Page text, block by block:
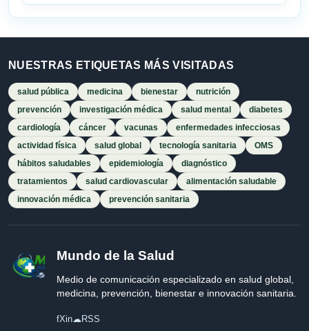
NUESTRAS ETIQUETAS MÁS VISITADAS
salud pública medicina bienestar
nutrición
prevención
investigación médica salud mental
diabetes
cardiología
cáncer vacunas
enfermedades infecciosas
actividad física
salud global tecnología sanitaria
OMS
hábitos saludables
epidemiología
diagnóstico
tratamientos
salud cardiovascular
alimentación saludable
innovación médica
prevención sanitaria
Mundo de la Salud
Medio de comunicación especializado en salud global,
medicina, prevención, bienestar e innovación sanitaria.
fXin☁RSS